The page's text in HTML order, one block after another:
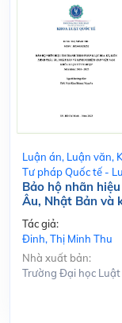
Luận án, Luận văn,
Tư pháp Quốc tế -
Bảo hộ nhãn
Âu, Nhật Bản và
Tác giả:
Đinh, Thị Minh Thu
Nhà xuất bản:
Trường Đại học Luật